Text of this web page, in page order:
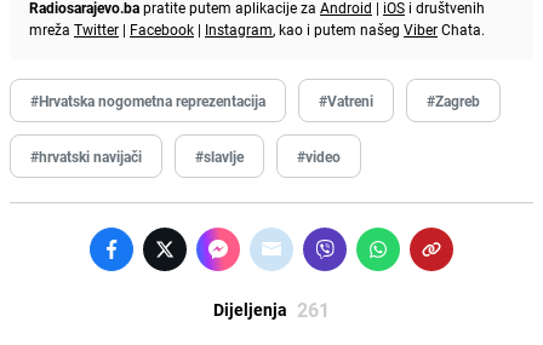
Radiosarajevo.bapratite putem aplikacije za Android | iOS i društvenih
mreža Twitter | Facebook | Instagram, kao i putem našeg ViberChata.
#Hrvatska nogometna reprezentacija #Vatreni #Zagreb
#hrvatski navijači #slavlje #video
Dijeljenja 261